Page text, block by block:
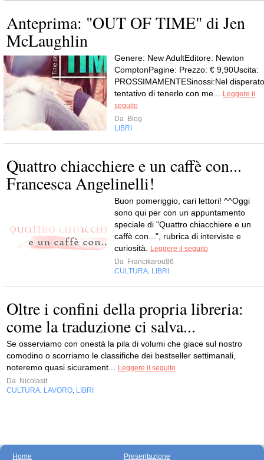
Anteprima: "OUT OF TIME" di Jen
McLaughlin
Genere: New AdultEditore: Newton
ComptonPagine: Prezzo: € 9,90Uscita:
PROSSIMAMENTESinossi:Nel disperato
tentativo di tenerlo con me...
Leggere il
seguito
Da Blog
LIBRI
Quattro chiacchiere e un caffè con...
Francesca Angelinelli!
Buon pomeriggio, cari lettori! ^^Oggi
sono qui per con un appuntamento
speciale di "Quattro chiacchiere e un
caffè con...", rubrica di interviste e
curiosità.
Leggere il seguito
Da Francikarou86
CULTURA LIBRI
Oltre i confini della propria libreria:
come la traduzione ci salva...
Se osserviamo con onestà la pila di volumi che giace sul nostro
comodino o scorriamo le classifiche dei bestseller settimanali,
noteremo quasi sicurament...
Leggere il seguito
Da Nicolasit
CULTURA LAVORO LIBRI
Home Presentazione